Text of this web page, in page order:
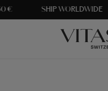
SHIP WORLDWIDE